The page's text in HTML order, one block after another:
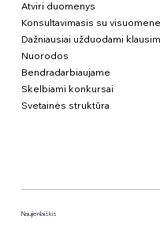
Atviri duomenys
Konsultavimasis su visuomene
Dažniausiai užduodami
Nuorodos
Bendradarbiaujame
Skelbiami konkursai
Svetainės struktūra
Naujienlaiškis